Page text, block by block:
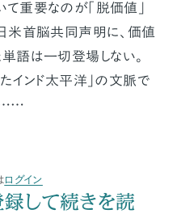
重要なのが「脱価値」
米首脳共同声明に、価値
語は一切登場しない。
たインド太平洋」の文脈で
……
ログイン
して続きを読